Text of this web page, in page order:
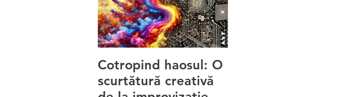
Cotropind haosul: O
scurtătură creativă